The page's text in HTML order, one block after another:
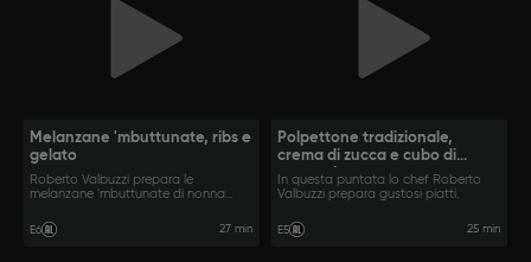
Melanzane 'mbuttunate, ribs e
gelato
Roberto Valbuzzi prepara le
melanzane 'mbuttunate di nonna
E6 27 min
Polpettone tradizionale,
crema di zucca e cubo di
zucca glassata
In questa puntata lo chef Roberto
Valbuzzi prepara gustosi piatti.
E5 25 min